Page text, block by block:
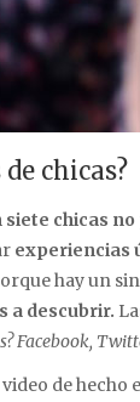
de chicas?
siete chicas
experiencias
hay un
a descubrir.
Facebook,
de hecho